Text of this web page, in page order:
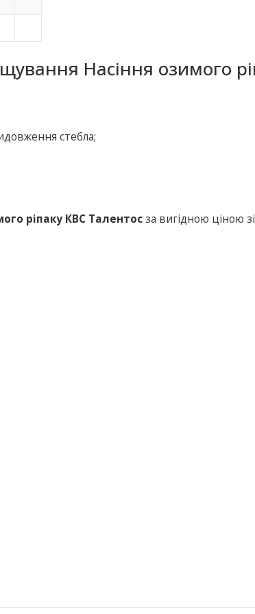
Насіння озимого
стебла;
ріпаку КВС Талентосза вигідною ціною зі